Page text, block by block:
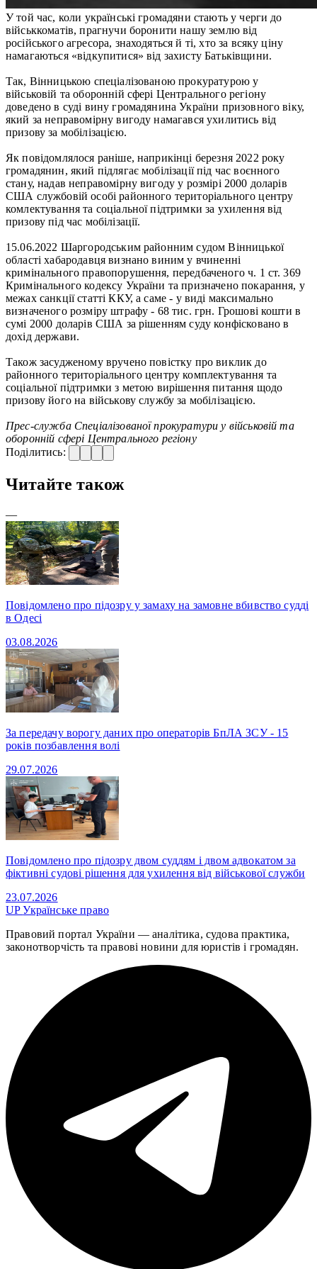
У той час, коли українські громадяни стають у черги до
військкоматів, прагнучи боронити нашу землю від
російського агресора, знаходяться й ті, хто за всяку ціну
намагаються «відкупитися» від захисту Батьківщини.
Так, Вінницькою спеціалізованою прокуратурою у
військовій та оборонній сфері Центрального регіону
доведено в суді вину громадянина України призовного віку,
який за неправомірну вигоду намагався ухилитись від
призову за мобілізацією.
Як повідомлялося раніше, наприкінці березня 2022 року
громадянин, який підлягає мобілізації під час воєнного
стану, надав неправомірну вигоду у розмірі 2000 доларів
США службовій особі районного територіального центру
комлектування та соціальної підтримки за ухилення від
призову під час мобілізації.
15.06.2022 Шаргородським районним судом Вінницької
області хабародавця визнано виним у вчиненні
кримінального правопорушення, передбаченого ч. 1 ст. 369
Кримінального кодексу України та призначено покарання, у
межах санкції статті ККУ, а саме - у виді максимально
визначеного розміру штрафу - 68 тис. грн. Грошові кошти в
сумі 2000 доларів США за рішенням суду конфісковано в
дохід держави.
Також засудженому вручено повістку про виклик до
районного територіального центру комплектування та
соціальної підтримки з метою вирішення питання щодо
призову його на військову службу за мобілізацією.
Прес-служба Спеціалізованої прокуратури у військовій та
оборонній сфері Центрального регіону
Поділитись:
Читайте також
—
Повідомлено про підозру у замаху на замовне вбивство судді
в Одесі
03.08.2026
За передачу ворогу даних про операторів БпЛА ЗСУ - 15
років позбавлення волі
29.07.2026
Повідомлено про підозру двом суддям і двом адвокатом за
фіктивні судові рішення для ухилення від військової служби
23.07.2026
UPУкраїнське право
Правовий портал України — аналітика, судова практика,
законотворчість та правові новини для юристів і громадян.